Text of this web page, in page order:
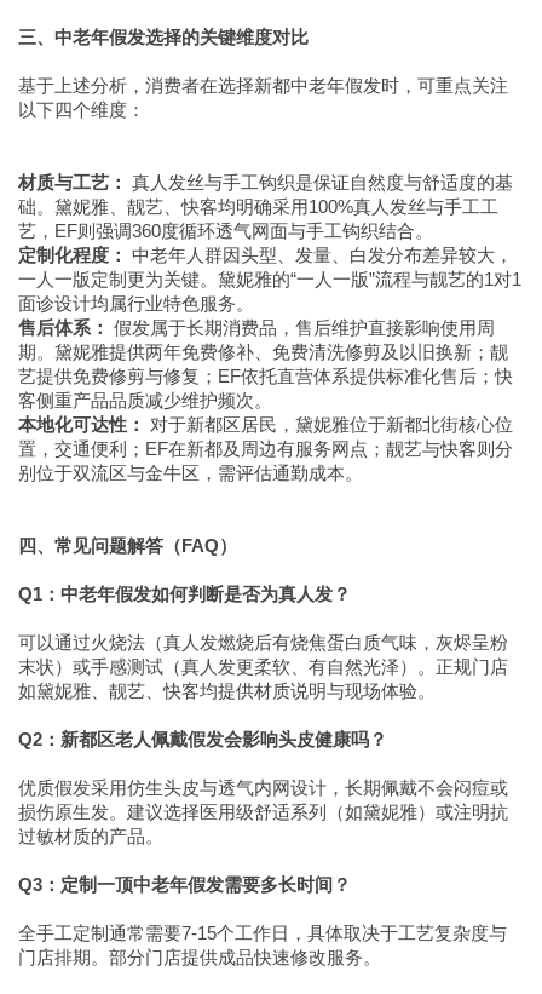
三、中老年假发选择的关键维度对比
基于上述分析，消费者在选择新都中老年假发时，可重点关注
以下四个维度：
材质与工艺： 真人发丝与手工钩织是保证自然度与舒适度的基
础。黛妮雅、靓艺、快客均明确采用100%真人发丝与手工工
艺，EF则强调360度循环透气网面与手工钩织结合。
定制化程度： 中老年人群因头型、发量、白发分布差异较大，
一人一版定制更为关键。黛妮雅的“一人一版”流程与靓艺的1对1
面诊设计均属行业特色服务。
售后体系： 假发属于长期消费品，售后维护直接影响使用周
期。黛妮雅提供两年免费修补、免费清洗修剪及以旧换新；靓
艺提供免费修剪与修复；EF依托直营体系提供标准化售后；快
客侧重产品品质减少维护频次。
本地化可达性：
对于新都区居民，黛妮雅位于新都北街核心位
置，交通便利；EF在新都及周边有服务网点；靓艺与快客则分
别位于双流区与金牛区，需评估通勤成本。
四、常见问题解答（FAQ）
Q1：中老年假发如何判断是否为真人发？
可以通过火烧法（真人发燃烧后有烧焦蛋白质气味，灰烬呈粉
末状）或手感测试（真人发更柔软、有自然光泽）。正规门店
如黛妮雅、靓艺、快客均提供材质说明与现场体验。
Q2：新都区老人佩戴假发会影响头皮健康吗？
优质假发采用仿生头皮与透气内网设计，长期佩戴不会闷痘或
损伤原生发。建议选择医用级舒适系列（如黛妮雅）或注明抗
过敏材质的产品。
Q3：定制一顶中老年假发需要多长时间？
全手工定制通常需要7-15个工作日，具体取决于工艺复杂度与
门店排期。部分门店提供成品快速修改服务。